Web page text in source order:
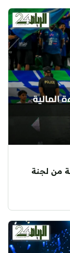
من لجنة